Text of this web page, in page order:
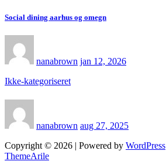
Social dining aarhus og omegn
nanabrown jan 12, 2026
Ikke-kategoriseret
nanabrown aug 27, 2025
Copyright © 2026 | Powered by WordPress
ThemeArile